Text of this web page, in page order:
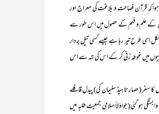
کہ قرآن فصاحت و بلاغت کی معراج اور
اس کے علم و فہم کے حصول میں اس طور سے
اسی طرح تیر رہا ہے جیسے کسی تیل بردار
میں غوطہ زنی کر کے اس کی تہہ سے اس
سفر (حصار تا ہیڈ سلیمان کی) پیدل قافلے
ہو گئی (جواوّلاًاسلامی جمعیت ِطلبہ میں